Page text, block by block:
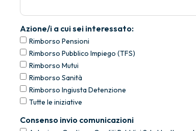
Azione/i a cui sei interessato:
Rimborso Pensioni
Rimborso Pubblico Impiego (TFS)
Rimborso Mutui
Rimborso Sanità
Rimborso Ingiusta Detenzione
Tutte le iniziative
Consenso invio comunicazioni